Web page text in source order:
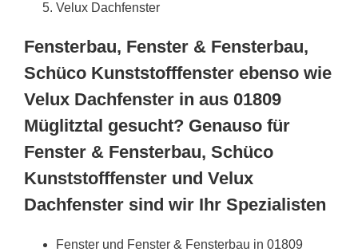
Velux Dachfenster
Fensterbau, Fenster & Fensterbau,
Schüco Kunststofffenster ebenso wie
Velux Dachfenster in aus 01809
Müglitztal gesucht? Genauso für
Fenster & Fensterbau, Schüco
Kunststofffenster und Velux
Dachfenster sind wir Ihr Spezialisten
Fenster und Fenster & Fensterbau in 01809